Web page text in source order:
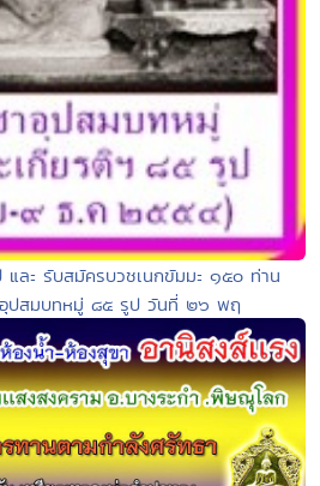
ละ รับสมัครบวชเนกขัมมะ ๑๕๐ ท่าน
อุปสมบทหมู่ ๘๕ รูป วันที่ ๒๖ พฤ